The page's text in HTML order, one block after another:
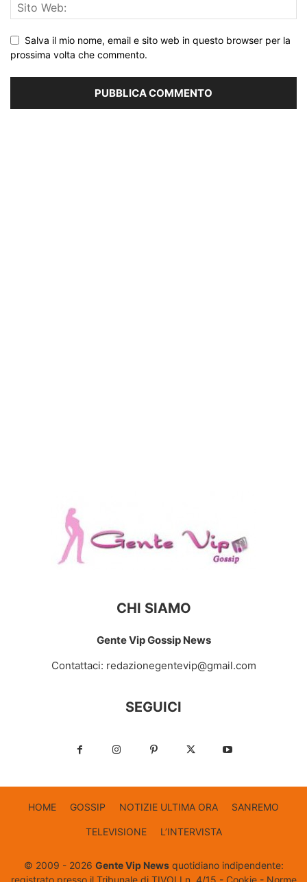
Salva il mio nome, email e sito web in questo browser per la
prossima volta che commento.
CHI SIAMO
Gente Vip Gossip News
Contattaci: redazionegentevip@gmail.com
SEGUICI
HOME GOSSIP NOTIZIE ULTIMA ORA SANREMO
TELEVISIONE L’INTERVISTA
© 2009 - 2026 Gente Vip Newsquotidiano indipendente: